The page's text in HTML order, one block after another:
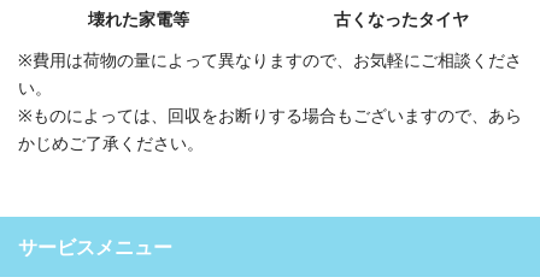
壊れた家電等
古くなったタイヤ
※費用は荷物の量によって異なりますので、お気軽にご相談くださ
い。
※ものによっては、回収をお断りする場合もございますので、あら
かじめご了承ください。
サービスメニュー